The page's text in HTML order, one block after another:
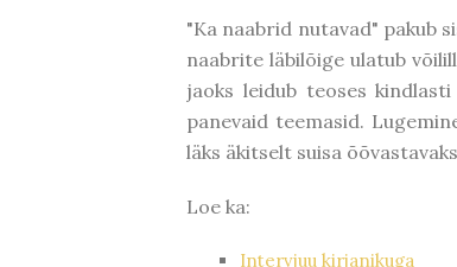
"Ka naabrid nutavad" pakub
naabrite läbilõige ulatub
jaoks leidub teoses
panevaid teemasid.
läks äkitselt suisa
Loe ka:
Intervjuu kirjanikuga